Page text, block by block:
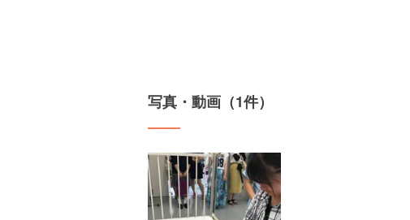
写真・動画（1件）